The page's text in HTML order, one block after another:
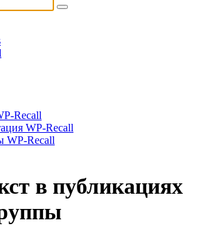
Recall
WP-Recall
WP-Recall
в публикациях